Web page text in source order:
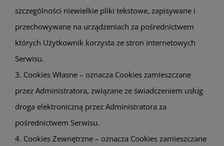
szczególności niewielkie pliki tekstowe, zapisywane i
przechowywane na urządzeniach za pośrednictwem
których Użytkownik korzysta ze stron internetowych
Serwisu.
3. Cookies Własne – oznacza Cookies zamieszczane
przez Administratora, związane ze świadczeniem usług
droga elektroniczną przez Administratora za
pośrednictwem Serwisu.
4. Cookies Zewnętrzne – oznacza Cookies zamieszczane